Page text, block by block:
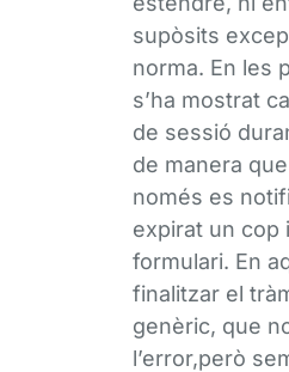
supòsits
norma. En les
s’ha mostrat
de sessió
de manera
només es
expirat un cop
formulari. En
finalitzar el
genèric, que
l’error,però